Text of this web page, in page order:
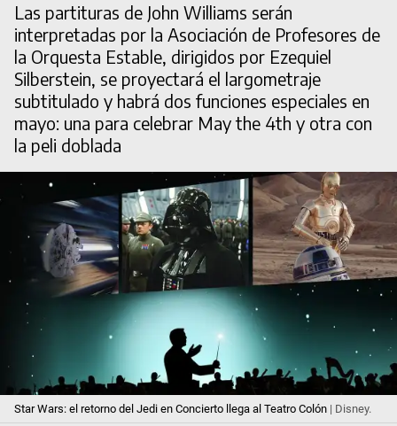
Las partituras de John Williams serán
interpretadas por la Asociación de Profesores de
la Orquesta Estable, dirigidos por Ezequiel
Silberstein, se proyectará el largometraje
subtitulado y habrá dos funciones especiales en
mayo: una para celebrar May the 4th y otra con
la peli doblada
Star Wars: el retorno del Jedi en Concierto llega al Teatro Colón | Disney.